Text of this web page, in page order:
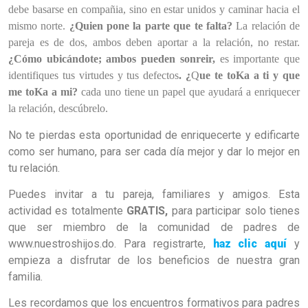
debe basarse en compañia, sino en estar unidos y caminar hacia el
mismo norte. ¿Quien pone la parte que te falta? La relación de
pareja es de dos, ambos deben aportar a la relación, no restar.
¿Cómo ubicándote; ambos pueden sonreir, es importante que
identifiques tus virtudes y tus defectos. ¿Que te toKa a ti y que
me toKa a mi? cada uno tiene un papel que ayudará a enriquecer
la relación, descúbrelo.
No te pierdas esta oportunidad de enriquecerte y edificarte
como ser humano, para ser cada día mejor y dar lo mejor en
tu relación.
Puedes invitar a tu pareja, familiares y amigos. Esta
actividad es totalmente GRATIS, para participar solo tienes
que ser miembro de la comunidad de padres de
www.nuestroshijos.do. Para registrarte,
haz clic aquí y
empieza a disfrutar de los beneficios de nuestra gran
familia.
Les recordamos que los encuentros formativos para padres